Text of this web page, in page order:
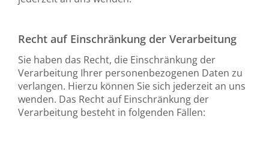
Recht auf Einschränkung der Verarbeitung
Sie haben das Recht, die Einschränkung der
Verarbeitung Ihrer personenbezogenen Daten zu
verlangen. Hierzu können Sie sich jederzeit an uns
wenden. Das Recht auf Einschränkung der
Verarbeitung besteht in folgenden Fällen: